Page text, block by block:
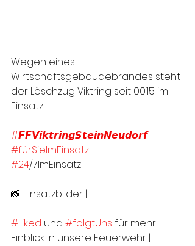
Wegen eines
Wirtschaftsgebäudebrandes steht
der Löschzug Viktring seit 00:15 im
Einsatz.
#𝙁𝙁𝙑𝙞𝙠𝙩𝙧𝙞𝙣𝙜𝙎𝙩𝙚𝙞𝙣𝙉𝙚𝙪𝙙𝙤𝙧𝙛
#fürSieImEinsatz
#24/7ImEinsatz
📸 Einsatzbilder |
#Liked und #folgtUns für mehr
Einblick in unsere Feuerwehr |